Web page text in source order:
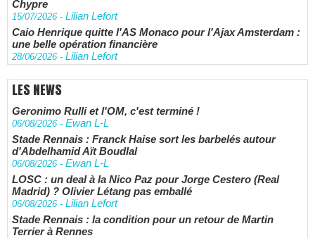
Chypre
15/07/2026 - Lilian Lefort
Caio Henrique quitte l'AS Monaco pour l'Ajax Amsterdam :
une belle opération financière
28/06/2026 - Lilian Lefort
LES NEWS
Geronimo Rulli et l'OM, c'est terminé !
06/08/2026 - Ewan L-L
Stade Rennais : Franck Haise sort les barbelés autour
d'Abdelhamid Aït Boudlal
06/08/2026 - Ewan L-L
LOSC : un deal à la Nico Paz pour Jorge Cestero (Real
Madrid) ? Olivier Létang pas emballé
06/08/2026 - Lilian Lefort
Stade Rennais : la condition pour un retour de Martin
Terrier à Rennes